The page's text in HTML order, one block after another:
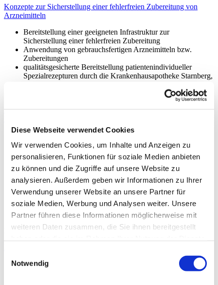
Diese Webseite verwendet Cookies
Wir verwenden Cookies, um Inhalte und Anzeigen zu
personalisieren, Funktionen für soziale Medien anbieten
zu können und die Zugriffe auf unsere Website zu
analysieren. Außerdem geben wir Informationen zu Ihrer
Verwendung unserer Website an unsere Partner für
soziale Medien, Werbung und Analysen weiter. Unsere
Partner führen diese Informationen möglicherweise mit
weiteren Daten zusammen, die Sie ihnen bereitgestellt
Notwendig
Konzepte zur Sicherstellung einer fehlerfreien Zubereitung von
Arzneimitteln
Bereitstellung einer geeigneten Infrastruktur zur
Sicherstellung einer fehlerfreien Zubereitung
Anwendung von gebrauchsfertigen Arzneimitteln bzw.
Zubereitungen
qualitätsgesicherte Bereitstellung patientenindividueller
Spezialrezepturen durch die Krankenhausapotheke Starnberg,
Elektronische Unterstützung der Versorgung von Patientinnen und
Vorhandensein von elektronischen Systemen zur
Entscheidungsunterstützung (z.B. Meona®, Rpdoc®,
AIDKlinik®, ID Medics® bzw. ID Diacos® Pharma)
elektronische Fälschungssicherheitsprüfung und
Bestellübermittlung, zentrale elektronische Arzneimittelliste
mit Wechselwirkungscheck (AMeLi), elektronische
Steuerung der Abgabe von Reserveantibiotika und
erklärungsbedürftiger Risikoarzneimittel, Unterstützung von
Plausibilitäts- und AMTSChecks im qualitätsgesicherten
Herstellungsbereich durch elektronische Datenbanken
Elektronische Dokumentation der Verabreichung von Arzneimitteln
Maßnahmen zur Vermeidung von Arzneimittelverwechslung